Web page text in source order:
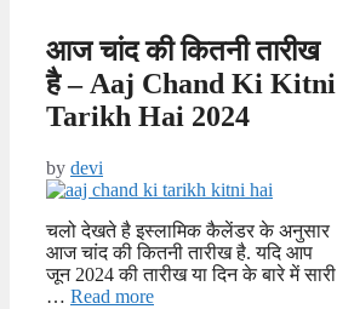
आज चांद की कितनी तारीख
है – Aaj Chand Ki Kitni
Tarikh Hai 2024
by devi
चलो देखते है इस्लामिक कैलेंडर के अनुसार
आज चांद की कितनी तारीख है. यदि आप
जून 2024 की तारीख या दिन के बारे में सारी
… Read more